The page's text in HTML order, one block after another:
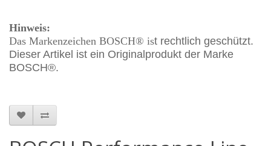
Hinweis:
Das Markenzeichen BOSCH® ist rechtlich geschützt.
Dieser Artikel ist ein Originalprodukt der Marke
BOSCH®.